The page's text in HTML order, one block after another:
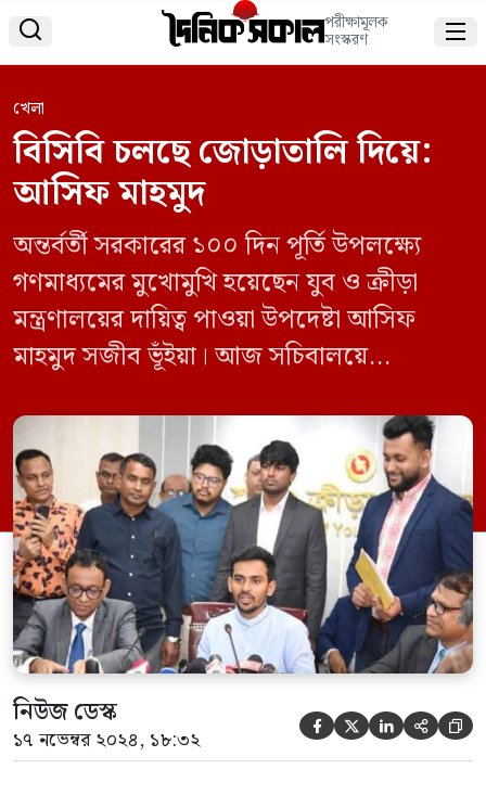
 পরীক্ষামূলক
সংস্করণ 
খেলা
বিসিবি চলছে জোড়াতালি দিয়ে:
আসিফ মাহমুদ
অন্তর্বর্তী সরকারের ১০০ দিন পূর্তি উপলক্ষ্যে
গণমাধ্যমের মুখোমুখি হয়েছেন যুব ও ক্রীড়া
মন্ত্রণালয়ের দায়িত্ব পাওয়া উপদেষ্টা আসিফ
মাহমুদ সজীব ভূঁইয়া। আজ সচিবালয়ে
প্রশ্নের জবাবে বলেন, বাংলাদেশ ক্রিকেট বোর্ড
(বিসিবি) জোড়াতালি দিয়ে চলছে। দেশের
অন্যতম শীর্ষ ফেডারেশন ক্রিকেট বোর্ড। গত ৫
আগস্টের গণঅভ্যুত্থানের পর অন্য সেক্টরের মতো
বিসিবিতেও রদবদল হয়েছে। […]
নিউজ ডেস্ক
১৭ নভেম্বর ২০২৪, ১৮:৩২     